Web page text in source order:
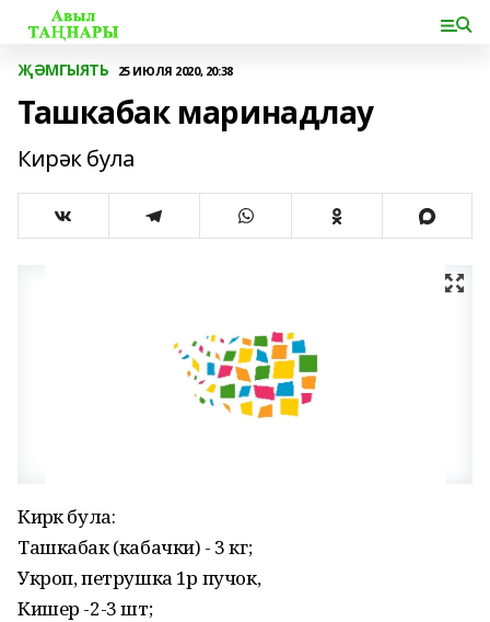
ҖӘМГЫЯТЬ 25 ИЮЛЯ 2020, 20:38
Ташкабак маринадлау
Кирәк була
Кирәк була:
Ташкабак (кабачки) - 3 кг;
Укроп, петрушка 1әр пучок,
Кишер -2-3 шт;